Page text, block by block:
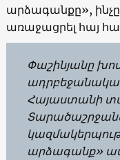
արձագանքը»,
առաջացրել հայ
Փաշինյանը
Հայաստանի
արձագանք»